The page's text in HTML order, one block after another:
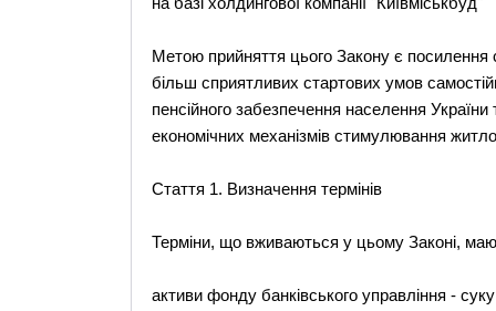
Метою прийняття цього Закону є посилення
більш сприятливих стартових умов
пенсійного забезпечення населення
економічних механізмів стимулювання
Стаття 1. Визначення термінів
Терміни, що вживаються у цьому Законі,
активи фонду банківського управління -